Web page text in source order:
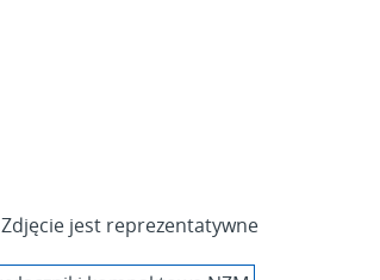
Zdjęcie jest reprezentatywne